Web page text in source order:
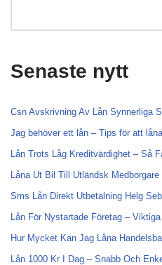
Senaste nytt
Csn Avskrivning Av Lån Synnerliga
Jag behöver ett lån – Tips för att
Lån Trots Låg Kreditvärdighet – Så
Låna Ut Bil Till Utländsk
Sms Lån Direkt Utbetalning Helg
Lån För Nystartade Företag –
Hur Mycket Kan Jag Låna
Lån 1000 Kr I Dag – Snabb Och